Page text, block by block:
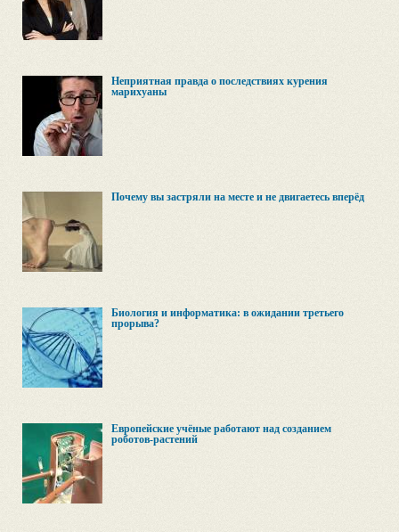
Неприятная правда о последствиях курения
марихуаны
Почему вы застряли на месте и не двигаетесь вперёд
Биология и информатика: в ожидании третьего
прорыва?
Европейские учёные работают над созданием
роботов-растений